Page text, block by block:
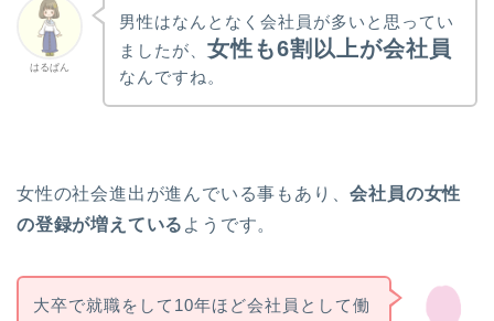
はるぱん
男性はなんとなく会社員が多いと思ってい
ましたが、 女性も6割以上が会社員
なんですね。
女性の社会進出が進んでいる事もあり、会社員の女性
の登録が増えている ようです。
大卒で就職をして10年ほど会社員として働